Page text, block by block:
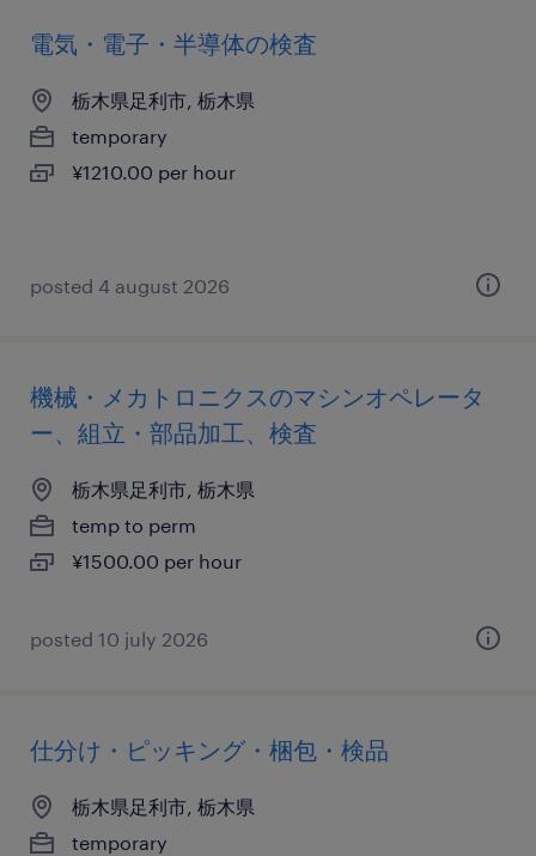
電気・電子・半導体の検査
栃木県足利市, 栃木県
temporary
¥1210.00 per hour
posted 4 august 2026
機械・メカトロニクスのマシンオペレータ
ー、組立・部品加工、検査
栃木県足利市, 栃木県
temp to perm
¥1500.00 per hour
posted 10 july 2026
仕分け・ピッキング・梱包・検品
栃木県足利市, 栃木県
temporary